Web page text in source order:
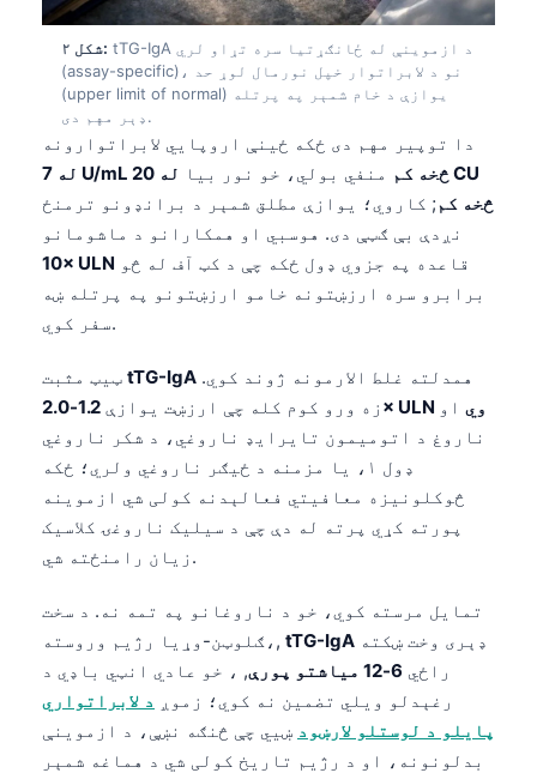
شکل ۲: tTG-IgA د ازموینې له ځانګړتیا سره تړاو لري
(assay-specific)، نو د لابراتوار خپل نورمال لوړ حد
(upper limit of normal) یوازې د خام شمېر په پرتله
ډېر مهم دی.
دا توپیر مهم دی ځکه ځینې اروپایي لابراتوارونه
له 7 U/mL څخه کم منفي بولي، خو نور بیا
له 20 CU
څخه کم; کاروي؛ یوازې مطلق شمېر د برانډونو ترمنځ
نږدې بې ګټې دی. هوسبي او همکارانو د ماشومانو
10× ULN
برابرو سره ارزښتونه خامو ارزښتونو په پرتله ښه
سفر کوي.
tTG-IgA
زه ورو کوم کله چې ارزښت یوازې
1.2-2.0× ULN وي او
ناروغ د اتومیمون تایرایډ ناروغي، د شکر ناروغي
ډول ۱، یا مزمنه د ځیګر ناروغي ولري؛ ځکه
څوکلونیزه معافیتي فعالېدنه کولی شي ازموینه
پورته کړي پرته له دې چې د سیلیک ناروغۍ کلاسیک
زیان رامنځته شي.
تمایل مرسته کوي، خو د ناروغانو په تمه نه. د سخت
ګلوټن-وړیا رژیم وروسته،, tTG-IgA
راځي 6-12 میاشتو پورې
, ، خو عادي انټي باډي د
رغېدلو ویلي تضمین نه کوي؛ زموږ د لابراتواري
پایلو د لوستلو لارښود ښيي چې څنګه نښې، د ازموینې
بدلونونه، او د رژیم تاریخ کولی شي د هماغه شمېر